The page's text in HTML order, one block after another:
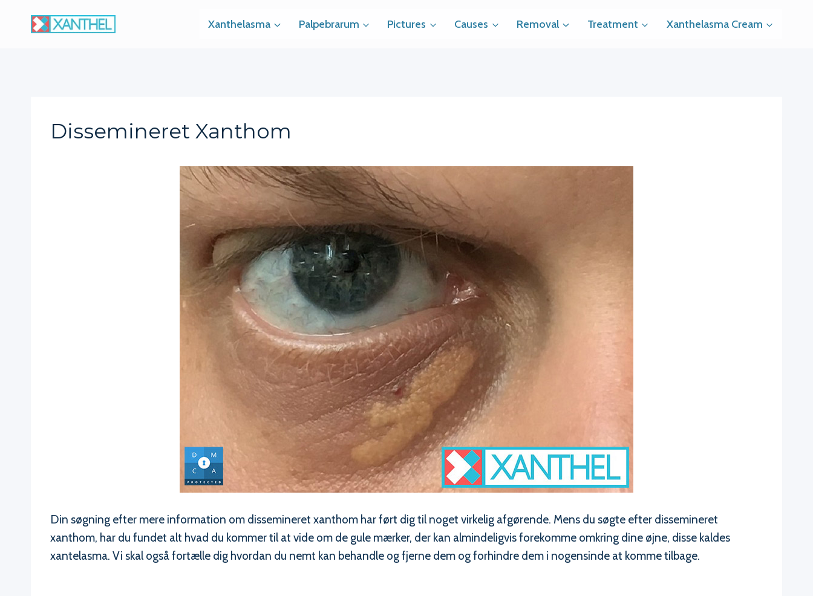
Xanthelasma Palpebrarum Pictures Causes Removal Treatment Xanthelasma Cream
Dissemineret Xanthom
Din søgning efter mere information om dissemineret xanthom har ført dig til noget virkelig afgørende. Mens du søgte efter dissemineret
xanthom, har du fundet alt hvad du kommer til at vide om de gule mærker, der kan almindeligvis forekomme omkring dine øjne, disse kaldes
xantelasma. Vi skal også fortælle dig hvordan du nemt kan behandle og fjerne dem og forhindre dem i nogensinde at komme tilbage.